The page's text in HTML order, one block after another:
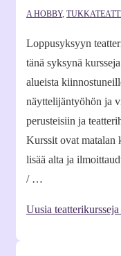
A HOBBY,
Loppusyksyyn
tänä syksynä
alueista
näyttelijäntyöhön ja
perusteisiin ja
Kurssit ovat matalan
lisää alta ja
/ …
Uusia